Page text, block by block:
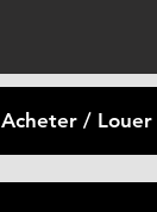
Acheter / Louer